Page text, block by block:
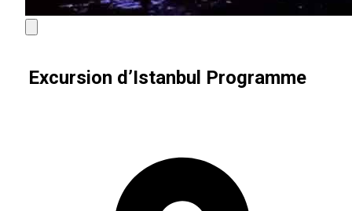
Excursion d’Istanbul Programme